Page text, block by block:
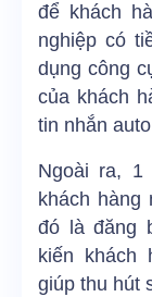
để khách
nghiệp có
dụng công
của khách
tin nhắn
Ngoài ra,
khách hàng
đó là đăng
kiến khách
giúp thu hút